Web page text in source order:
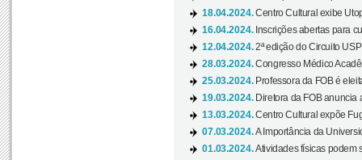
18.04.2024.Centro Cultural exibe
16.04.2024. Inscrições abertas para
12.04.2024.2ª edição do Circuito
28.03.2024.Congresso Médico
25.03.2024. Professora da FOB é
19.03.2024. Diretora da FOB anuncia
13.03.2024.Centro Cultural expõe
07.03.2024.A Importância da
01.03.2024.Atividades físicas podem